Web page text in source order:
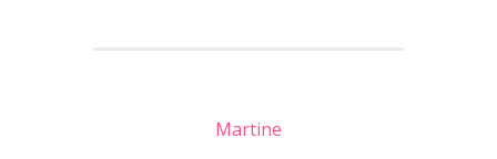
Martine